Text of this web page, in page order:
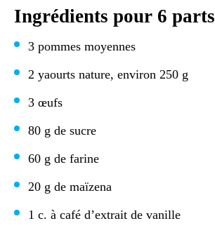
Ingrédients pour 6 parts
3 pommes moyennes
2 yaourts nature, environ 250 g
3 œufs
80 g de sucre
60 g de farine
20 g de maïzena
1 c. à café d’extrait de vanille